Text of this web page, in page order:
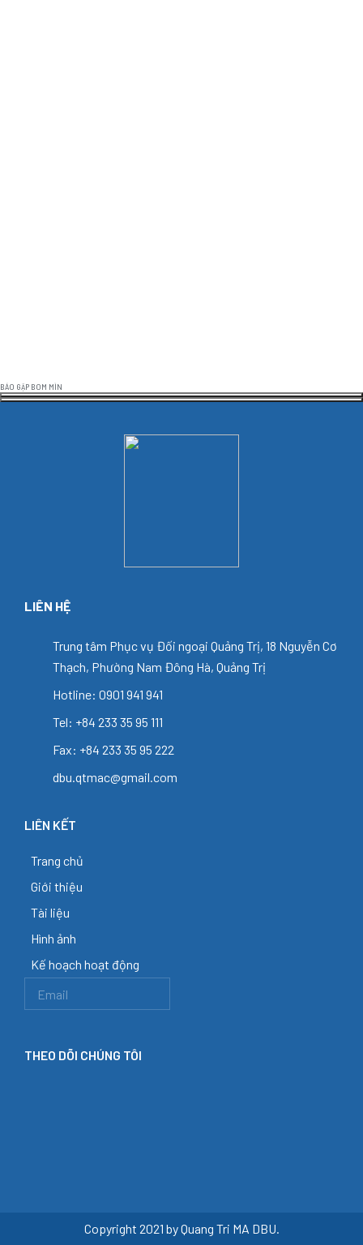
BÁO GẶP BOM MÌN
LIÊN HỆ
Trung tâm Phục vụ Đối ngoại Quảng Trị, 18 Nguyễn Cơ
Thạch, Phường Nam Đông Hà, Quảng Trị
Hotline: 0901 941 941
Tel: +84 233 35 95 111
Fax: +84 233 35 95 222
dbu.qtmac@gmail.com
LIÊN KẾT
Trang chủ
Giới thiệu
Tài liệu
Hình ảnh
Kế hoạch hoạt động
THEO DÕI CHÚNG TÔI
Copyright 2021 by Quang Tri MA DBU.